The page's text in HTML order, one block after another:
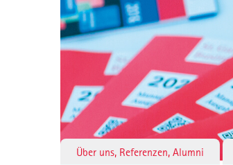
Über uns, Referenzen, Alumni